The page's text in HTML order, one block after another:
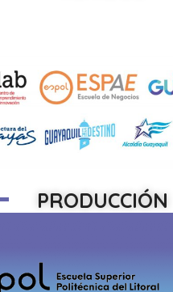
PRODUCCIÓN